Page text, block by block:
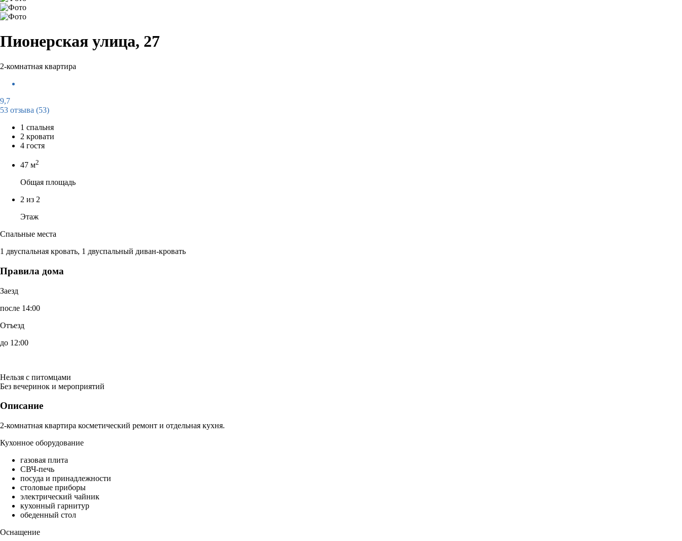
Пионерская улица, 27
2-комнатная квартира
9,7
53 отзыва (53)
1 спальня
2 кровати
4 гостя
47 м2
Общая площадь
2 из 2
Этаж
Спальные места
1 двуспальная кровать, 1 двуспальный диван-кровать
Правила дома
Заезд
после 14:00
Отъезд
до 12:00
Нельзя с питомцами
Без вечеринок и мероприятий
Описание
2-комнатная квартира косметический ремонт и отдельная кухня.
Кухонное оборудование
газовая плита
СВЧ-печь
посуда и принадлежности
столовые приборы
электрический чайник
кухонный гарнитур
обеденный стол
Оснащение